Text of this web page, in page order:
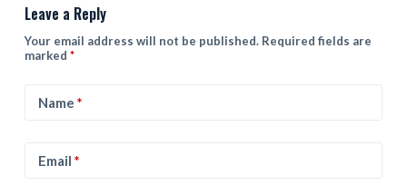
Leave a Reply
Your email address will not be published. Required fields are
marked *
Name *
Email *